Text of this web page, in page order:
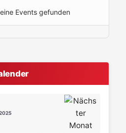
Events gefunden